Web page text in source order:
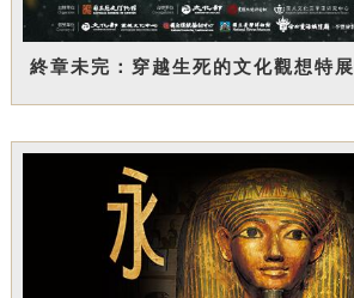
終章未完：穿越生死的文化觀想特展